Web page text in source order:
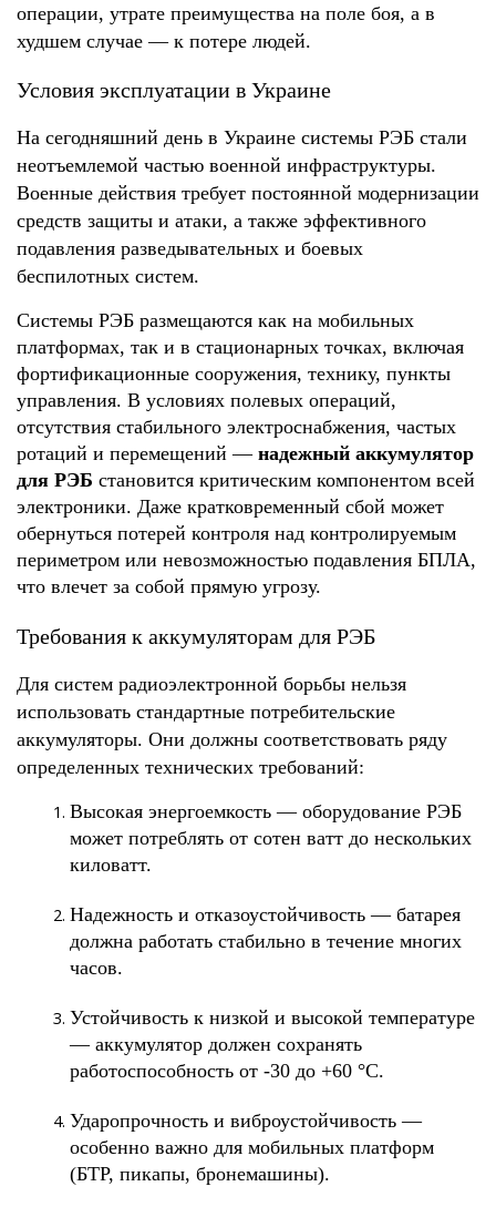
операции, утрате преимущества на поле боя, а в
худшем случае — к потере людей.
Условия эксплуатации в Украине
На сегодняшний день в Украине системы РЭБ стали
неотъемлемой частью военной инфраструктуры.
Военные действия требует постоянной модернизации
средств защиты и атаки, а также эффективного
подавления разведывательных и боевых
беспилотных систем.
Системы РЭБ размещаются как на мобильных
платформах, так и в стационарных точках, включая
фортификационные сооружения, технику, пункты
управления. В условиях полевых операций,
отсутствия стабильного электроснабжения, частых
ротаций и перемещений — надежный аккумулятор
для РЭБ становится критическим компонентом всей
электроники. Даже кратковременный сбой может
обернуться потерей контроля над контролируемым
периметром или невозможностью подавления БПЛА,
что влечет за собой прямую угрозу.
Требования к аккумуляторам для РЭБ
Для систем радиоэлектронной борьбы нельзя
использовать стандартные потребительские
аккумуляторы. Они должны соответствовать ряду
определенных технических требований:
Высокая энергоемкость — оборудование РЭБ
может потреблять от сотен ватт до нескольких
киловатт.
Надежность и отказоустойчивость — батарея
должна работать стабильно в течение многих
часов.
Устойчивость к низкой и высокой температуре
— аккумулятор должен сохранять
работоспособность от -30 до +60 °C.
Ударопрочность и виброустойчивость —
особенно важно для мобильных платформ
(БТР, пикапы, бронемашины).